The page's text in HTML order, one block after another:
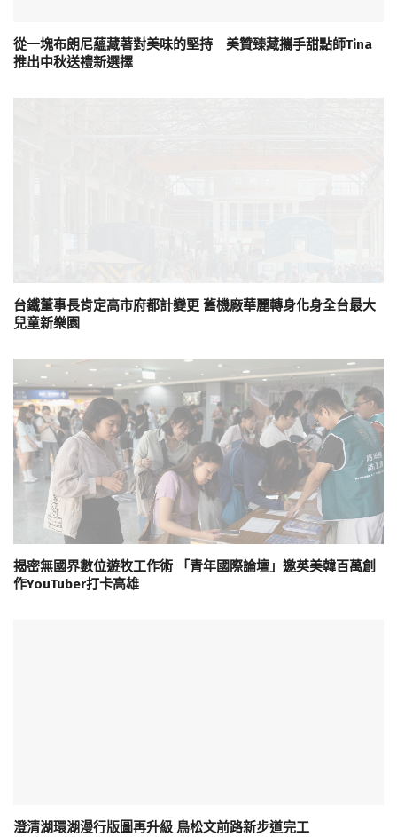
從一塊布朗尼蘊藏著對美味的堅持 美贊臻藏攜手甜點師Tina
推出中秋送禮新選擇
台鐵董事長肯定高市府都計變更 舊機廠華麗轉身化身全台最大
兒童新樂園
揭密無國界數位遊牧工作術 「青年國際論壇」邀英美韓百萬創
作YouTuber打卡高雄
澄清湖環湖漫行版圖再升級 鳥松文前路新步道完工